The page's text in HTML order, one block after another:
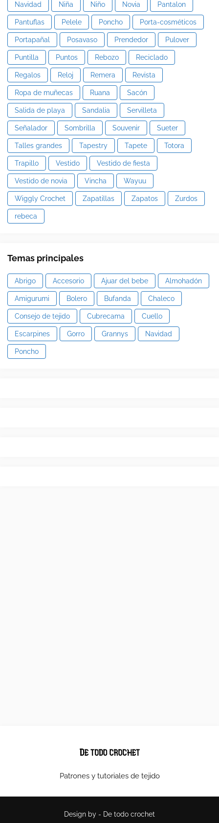
Navidad Niña Niño Novia Pantalon
Pantuflas Pelele Poncho Porta-cosméticos
Portapañal Posavaso Prendedor Pulover
Puntilla Puntos Rebozo Reciclado
Regalos Reloj Remera Revista
Ropa de muñecas Ruana Sacón
Salida de playa Sandalia Servilleta
Señalador Sombrilla Souvenir Sueter
Talles grandes Tapestry Tapete Totora
Trapillo Vestido Vestido de fiesta
Vestido de novia Vincha Wayuu
Wiggly Crochet Zapatillas Zapatos Zurdos
rebeca
Temas principales
Abrigo Accesorio Ajuar del bebe Almohadón
Amigurumi Bolero Bufanda Chaleco
Consejo de tejido Cubrecama Cuello
Escarpines Gorro Grannys Navidad
Poncho
Patrones y tutoriales de tejido
Design by - De todo crochet